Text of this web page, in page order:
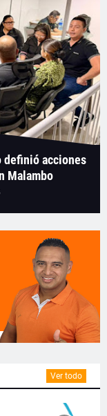
definió acciones
Malambo
Ver todo